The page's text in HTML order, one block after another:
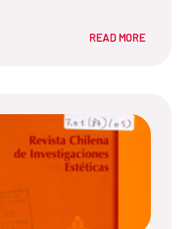
READ MORE